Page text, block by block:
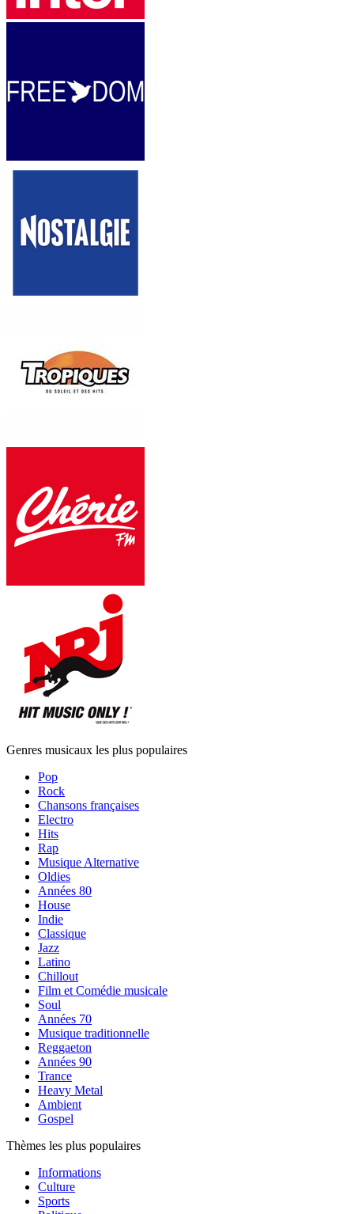
Genres musicaux les plus populaires
Pop
Rock
Chansons françaises
Electro
Hits
Rap
Musique Alternative
Oldies
Années 80
House
Indie
Classique
Jazz
Latino
Chillout
Film et Comédie musicale
Soul
Années 70
Musique traditionnelle
Reggaeton
Années 90
Trance
Heavy Metal
Ambient
Gospel
Thèmes les plus populaires
Informations
Culture
Sports